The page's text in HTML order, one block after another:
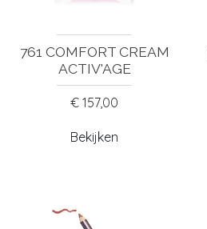
761 COMFORT CREAM
ACTIV'AGE
€ 157,00
Bekijken